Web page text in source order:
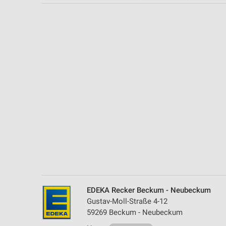
EDEKA Recker Beckum - Neubeckum
Gustav-Moll-Straße 4-12
59269 Beckum - Neubeckum